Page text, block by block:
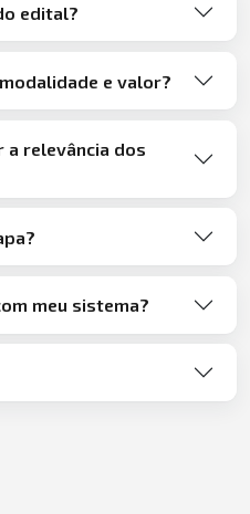
edital?
e valor?
a relevância dos
meu sistema?